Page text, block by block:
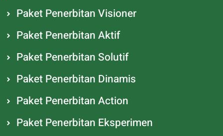
Paket Penerbitan Visioner
Paket Penerbitan Aktif
Paket Penerbitan Solutif
Paket Penerbitan Dinamis
Paket Penerbitan Action
Paket Penerbitan Eksperimen